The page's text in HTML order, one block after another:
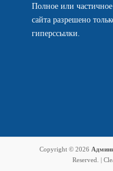
Полное или
сайта разрешено
гиперссылки.
Copyright © 2026
Reserved. |